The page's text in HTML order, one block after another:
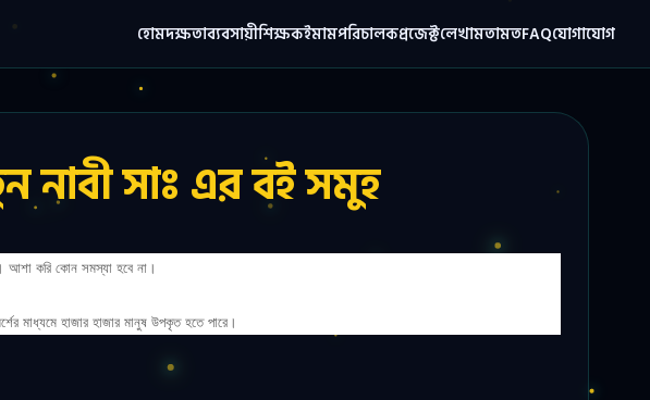
হোমদক্ষতাব্যবসায়ীশিক্ষকইমামপরিচালকপ্রজেক্টলেখামতামতFAQযোগাযোগ
সাঃ এর বই সমুহ
আশা করি কোন সমস্যা হবে না।
মাধ্যমে হাজার হাজার মানুষ উপকৃত হতে পারে।